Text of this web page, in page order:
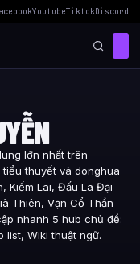
YoutubeTiktokDiscord
lớn nhất trên
thuyết và donghua
Kiếm Lai, Đấu La Đại
Thiên, Vạn Cổ Thần
nhanh 5 hub chủ đề:
list, Wiki thuật ngữ.